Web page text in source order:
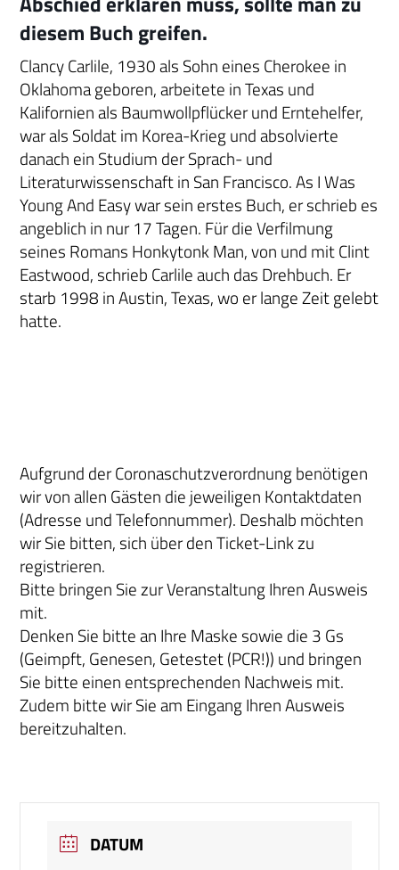
diesem Buch greifen.
Clancy Carlile, 1930 als Sohn eines Cherokee in
Oklahoma geboren, arbeitete in Texas und
Kalifornien als Baumwollpflücker und Erntehelfer,
war als Soldat im Korea-Krieg und absolvierte
danach ein Studium der Sprach- und
Literaturwissenschaft in San Francisco. As I Was
Young And Easy war sein erstes Buch, er schrieb es
angeblich in nur 17 Tagen. Für die Verfilmung
seines Romans Honkytonk Man, von und mit Clint
Eastwood, schrieb Carlile auch das Drehbuch. Er
starb 1998 in Austin, Texas, wo er lange Zeit gelebt
hatte.
Aufgrund der Coronaschutzverordnung benötigen
wir von allen Gästen die jeweiligen Kontaktdaten
(Adresse und Telefonnummer). Deshalb möchten
wir Sie bitten, sich über den Ticket-Link zu
registrieren.
Bitte bringen Sie zur Veranstaltung Ihren Ausweis
mit.
Denken Sie bitte an Ihre Maske sowie die 3 Gs
(Geimpft, Genesen, Getestet (PCR!)) und bringen
Sie bitte einen entsprechenden Nachweis mit.
Zudem bitte wir Sie am Eingang Ihren Ausweis
bereitzuhalten.
DATUM